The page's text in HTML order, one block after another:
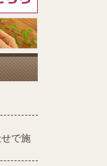
で施